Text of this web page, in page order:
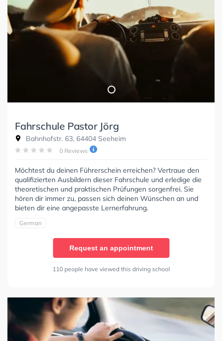
Fahrschule Pastor Jörg
Bahnhofstr. 63, 64404 Seeheim
0 Reviews
Möchtest du deinen Führerschein erreichen? Vertraue den
qualifizierten Ausbildern dieser Fahrschule und erledige die
theoretischen und praktischen Prüfungen sorgenfrei. Sie
hören dir immer zu, passen sich deinen Wünschen an und
bieten dir eine angepasste Lernerfahrung.
German
Request an appointment
110 people have viewed this driving school